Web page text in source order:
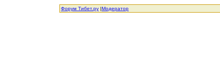
Форум Тибет.ру |Модератор